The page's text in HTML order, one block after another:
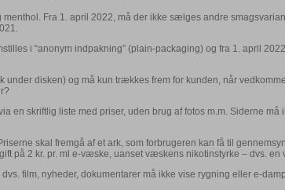
Fra 1. april 2022, må der ikke sælges andre
i “anonym indpakning” (plain-packaging) og fra 1. april
disken) og må kun trækkes frem for kunden, når
en skriftlig liste med priser, uden brug af fotos m.m. Siderne
skal fremgå af et ark, som forbrugeren kan få til
på 2 kr. pr. ml e-væske, uanset væskens nikotinstyrke – dvs.
film, nyheder, dokumentarer må ikke vise rygning eller e-